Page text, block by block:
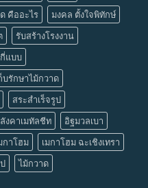
คืออะไร
มงคล ตั้งใจพิทักษ์
รับสร้างโรงงาน
แบบ
บรักษาไม้กวาด
สระสำเร็จรูป
งคาเมทัลชีท
อิฐมวลเบา
กาโฮม
เมกาโฮม ฉะเชิงเทรา
ไม้กวาด